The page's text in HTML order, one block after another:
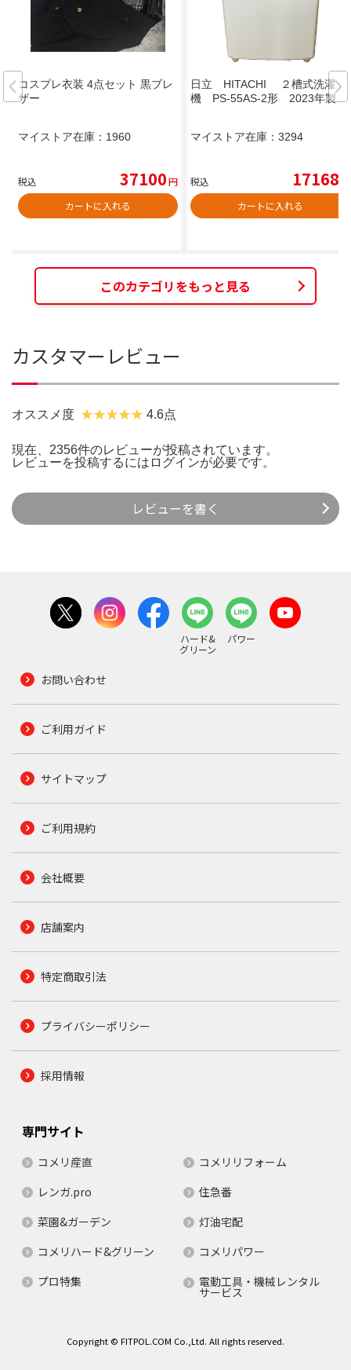
コスプレ衣装 4点セット 黒ブレ
ザー
マイストア在庫： 1960
税込 37100円
カートに入れる
日立 HITACHI ２槽式洗濯
機 PS-55AS-2形 2023年製
マイストア在庫： 3294
税込 17168
カートに入れる
このカテゴリをもっと見る
カスタマーレビュー
オススメ度 4.6点
現在、2356件のレビューが投稿されています。
レビューを投稿するには ログインが必要です。
レビューを書く
ハード&
グリーン
パワー
お問い合わせ
ご利用ガイド
サイトマップ
ご利用規約
会社概要
店舗案内
特定商取引法
プライバシーポリシー
採用情報
専門サイト
コメリ産直
コメリリフォーム
レンガ.pro
住急番
菜園&ガーデン
灯油宅配
コメリハード&グリーン
コメリパワー
プロ特集
電動工具・機械レンタル
サービス
Copyright © FITPOL.COM Co.,Ltd. All rights reserved.